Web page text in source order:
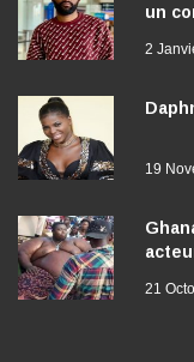
un
2
19
21